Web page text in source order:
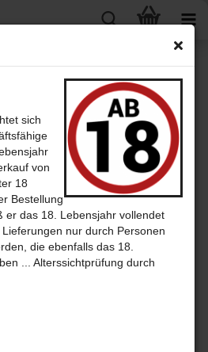
sich
von
18
Bestellung
er das 18. Lebensjahr vollendet
nur durch Personen
die ebenfalls das 18.
... Alterssichtprüfung durch
Boutique-​y Whis­ky Com­pa­ny